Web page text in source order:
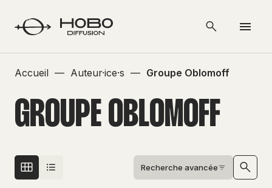
Accueil — Auteur·ice·s — Groupe Oblomoff
GROUPE OBLOMOFF
Recherche avancée